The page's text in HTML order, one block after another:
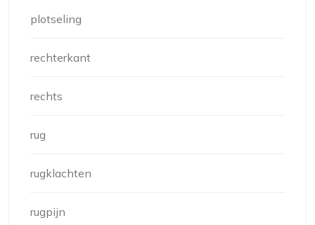
plotseling
rechterkant
rechts
rug
rugklachten
rugpijn